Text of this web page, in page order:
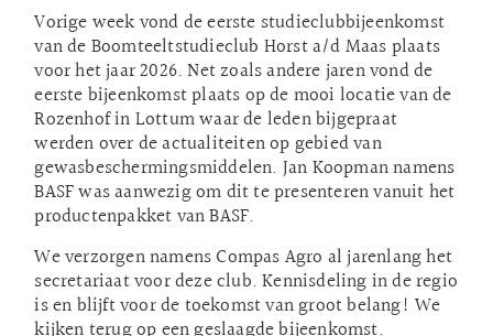
Vorige week vond de eerste studieclubbijeenkomst
van de Boomteeltstudieclub Horst a/d Maas plaats
voor het jaar 2026. Net zoals andere jaren vond de
eerste bijeenkomst plaats op de mooi locatie van de
Rozenhof in Lottum waar de leden bijgepraat
werden over de actualiteiten op gebied van
gewasbeschermingsmiddelen. Jan Koopman namens
BASF was aanwezig om dit te presenteren vanuit het
productenpakket van BASF.
We verzorgen namens Compas Agro al jarenlang het
secretariaat voor deze club. Kennisdeling in de regio
is en blijft voor de toekomst van groot belang! We
kijken terug op een geslaagde bijeenkomst.